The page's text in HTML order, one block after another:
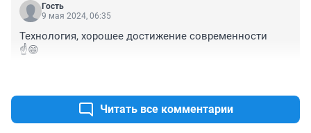
Гость
9 мая 2024, 06:35
Технология, хорошее достижение современности
☝️😁
Читать все комментарии